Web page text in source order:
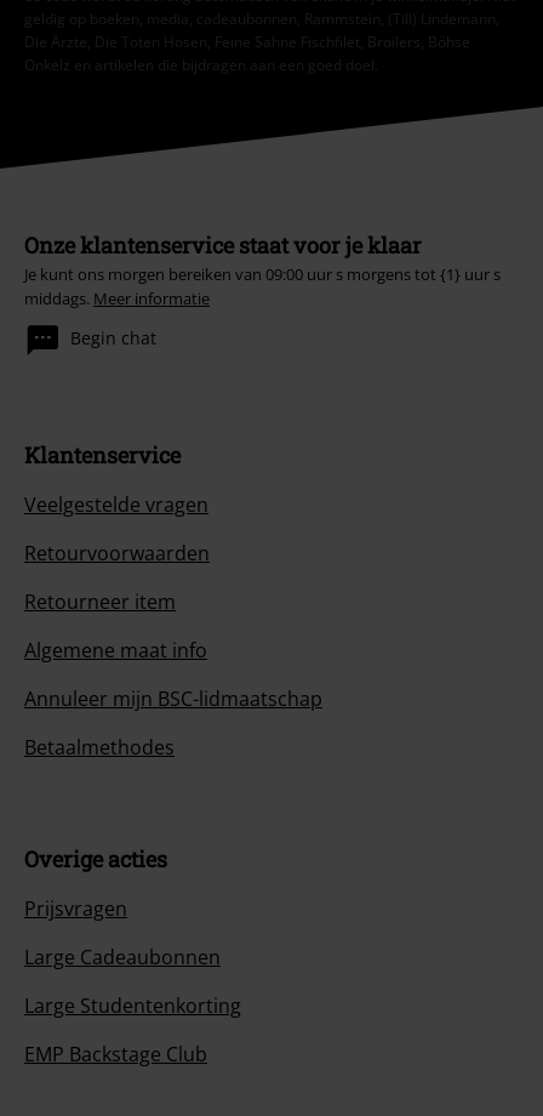
geldig op boeken, media, cadeaubonnen, Rammstein, (Till) Lindemann,
Die Ärzte, Die Toten Hosen, Feine Sahne Fischfilet, Broilers, Böhse
Onkelz en artikelen die bijdragen aan een goed doel.
Onze klantenservice staat voor je klaar
Je kunt ons morgen bereiken van 09:00 uur s morgens tot {1} uur s
middags. Meer informatie
Begin chat
Klantenservice
Veelgestelde vragen
Retourvoorwaarden
Retourneer item
Algemene maat info
Annuleer mijn BSC-lidmaatschap
Betaalmethodes
Overige acties
Prijsvragen
Large Cadeaubonnen
Large Studentenkorting
EMP Backstage Club